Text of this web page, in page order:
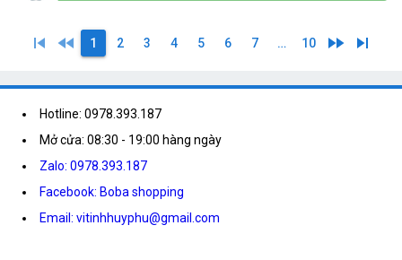
skip_previous fast_rewind 1 2 3 4 5 6 7 … 10 fast_forward skip_next
Hotline: 0978.393.187
Mở cửa: 08:30 - 19:00 hàng ngày
Zalo: 0978.393.187
Facebook: Boba shopping
Email: vitinhhuyphu@gmail.com